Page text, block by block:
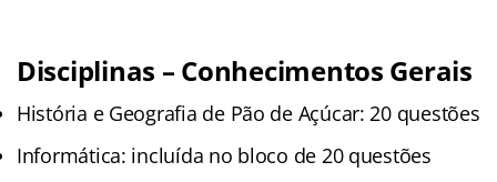
Disciplinas – Conhecimentos Gerais
História e Geografia de Pão de Açúcar: 20 questões
Informática: incluída no bloco de 20 questões